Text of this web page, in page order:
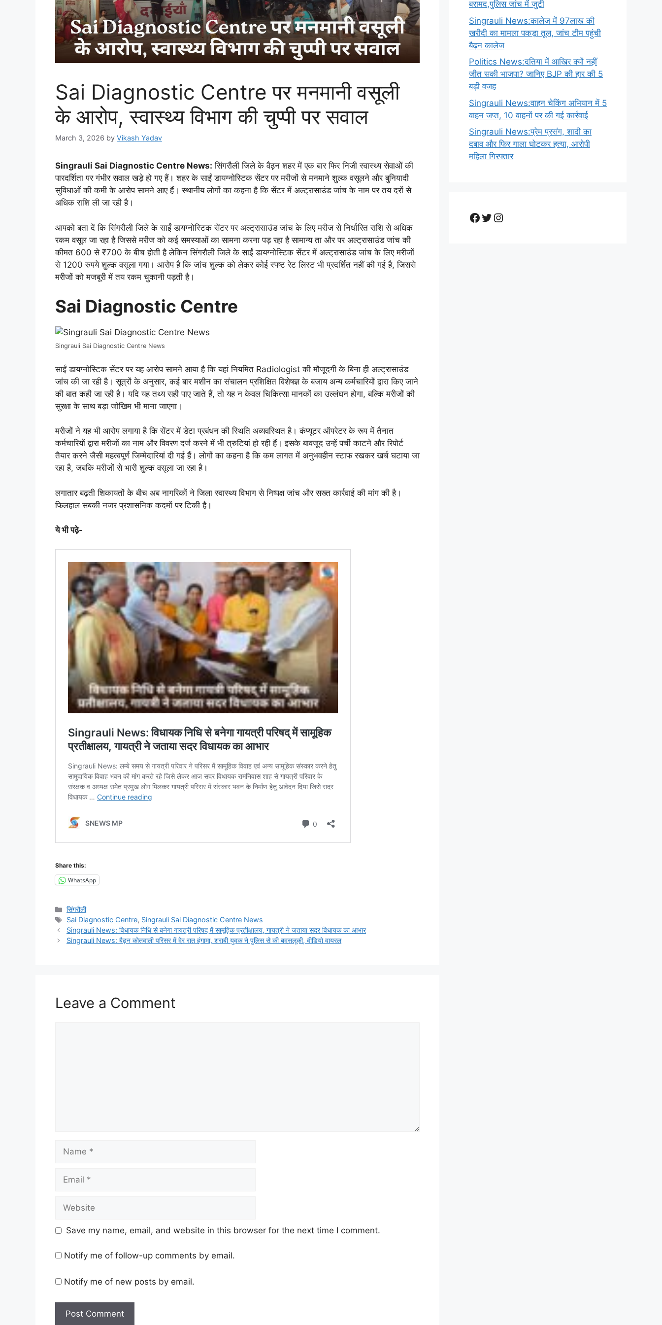
Sai Diagnostic Centre पर मनमानी वसूली
के आरोप, स्वास्थ्य विभाग की चुप्पी पर सवाल
March 3, 2026 by Vikash Yadav
Singrauli Sai Diagnostic Centre News: सिंगरौली जिले के वैढ़न शहर में एक बार फिर निजी स्वास्थ्य सेवाओं की
पारदर्शिता पर गंभीर सवाल खड़े हो गए हैं। शहर के साईं डायग्नोस्टिक सेंटर पर मरीजों से मनमाने शुल्क वसूलने और बुनियादी
सुविधाओं की कमी के आरोप सामने आए हैं। स्थानीय लोगों का कहना है कि सेंटर में अल्ट्रासाउंड जांच के नाम पर तय दरों से
अधिक राशि ली जा रही है।
आपको बता दें कि सिंगरौली जिले के साईं डायग्नोस्टिक सेंटर पर अल्ट्रासाउंड जांच के लिए मरीज से निर्धारित राशि से अधिक
रकम वसूल जा रहा है जिससे मरीज को कई समस्याओं का सामना करना पड़ रहा है सामान्य ता और पर अल्ट्रासाउंड जांच की
कीमत 600 से ₹700 के बीच होती है लेकिन सिंगरौली जिले के साईं डायग्नोस्टिक सेंटर में अल्ट्रासाउंड जांच के लिए मरीजों
से 1200 रुपये शुल्क वसूला गया। आरोप है कि जांच शुल्क को लेकर कोई स्पष्ट रेट लिस्ट भी प्रदर्शित नहीं की गई है, जिससे
मरीजों को मजबूरी में तय रकम चुकानी पड़‌ती है।
Sai Diagnostic Centre
Singrauli Sai Diagnostic Centre News
साईं डायग्नोस्टिक सेंटर पर यह आरोप सामने आया है कि यहां नियमित Radiologist की मौजूदगी के बिना ही अल्ट्रासाउंड
जांच की जा रही है। सूत्रों के अनुसार, कई बार मशीन का संचालन प्रशिक्षित विशेषज्ञ के बजाय अन्य कर्मचारियों द्वारा किए जाने
की बात कही जा रही है। यदि यह तथ्य सही पाए जाते हैं, तो यह न केवल चिकित्सा मानकों का उल्लंघन होगा, बल्कि मरीजों की
सुरक्षा के साथ बड़ा जोखिम भी माना जाएगा।
मरीजों ने यह भी आरोप लगाया है कि सेंटर में डेटा प्रबंधन की स्थिति अव्यवस्थित है। कंप्यूटर ऑपरेटर के रूप में तैनात
कर्मचारियों द्वारा मरीजों का नाम और विवरण दर्ज करने में भी त्रुटियां हो रही हैं। इसके बावजूद उन्हें पर्ची काटने और रिपोर्ट
तैयार करने जैसी महत्वपूर्ण जिम्मेदारियां दी गई हैं। लोगों का कहना है कि कम लागत में अनुभवहीन स्टाफ रखकर खर्च घटाया जा
रहा है, जबकि मरीजों से भारी शुल्क वसूला जा रहा है।
लगातार बढ़ती शिकायतों के बीच अब नागरिकों ने जिला स्वास्थ्य विभाग से निष्पक्ष जांच और सख्त कार्रवाई की मांग की है।
फिलहाल सबकी नजर प्रशासनिक कदमों पर टिकी है।
ये भी पढ़े-
Share this:
WhatsApp
Categories
सिंगरौली
Tags
Sai Diagnostic Centre, Singrauli Sai Diagnostic Centre News
Singrauli News: विधायक निधि से बनेगा गायत्री परिषद् में सामूहिक प्रतीक्षालय, गायत्री ने जताया सदर विधायक का आभार
Singrauli News: बैढ़न कोतवाली परिसर में देर रात हंगामा, शराबी युवक ने पुलिस से की बदसलूकी, वीडियो वायरल
Leave a Comment
Name
Email
Website
Save my name, email, and website in this browser for the next time I comment.
Notify me of follow-up comments by email.
Notify me of new posts by email.
बरामद,पुलिस जांच में जुटी
Singrauli News:कालेज में 97लाख की
खरीदी का मामला पकड़ा तूल, जांच टीम पहुंची
बैढ़न कालेज
Politics News:दतिया में आखिर क्यों नहीं
जीत सकी भाजपा? जानिए BJP की हार की 5
बड़ी वजह
Singrauli News:वाहन चेकिंग अभियान में 5
वाहन जप्त, 10 वाहनों पर की गई कार्रवाई
Singrauli News:प्रेम प्रसंग, शादी का
दबाव और फिर गाला घोटकर हत्या, आरोपी
महिला गिरफ्तार
Facebook
Twitter
Instagram